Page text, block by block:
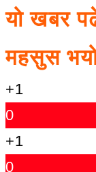
यो खबर
महसुस
+1
0
+1
0